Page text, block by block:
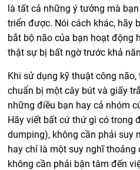
là tất cả những ý tưởng mà
triển được. Nói cách khác, hãy
bắt bộ não của bạn hoạt động
thật sự bị bất ngờ trước khả
Khi sử dụng kỹ thuật công
chuẩn bị một cây bút và giấy
những điều bạn hay cả nhóm
Hãy viết bất cứ thứ gì có trong
dumping), không cần phải suy
hay chỉ là một suy nghĩ thoảng
không cần phải bận tâm đến